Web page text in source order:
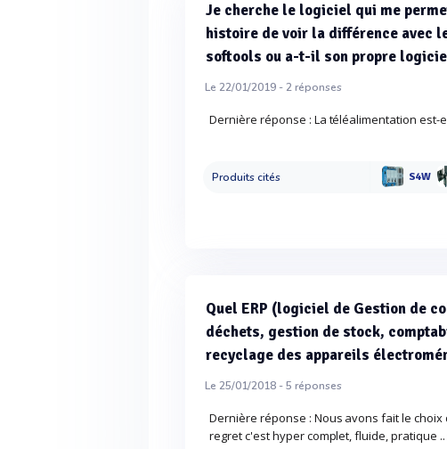
Je cherche le logiciel qui me
histoire de voir la différence avec
softools ou a-t-il son propre
Le 22/01/2019 -2réponses
Dernière réponse : La téléalimentation
Produits cités S4W
Quel ERP (logiciel de Gestion de
déchets, gestion de stock,
recyclage des appareils
Le 25/01/2018 -5 réponses
Dernière réponse : Nous avons fait le
regret c'est hyper complet, fluide, pratique